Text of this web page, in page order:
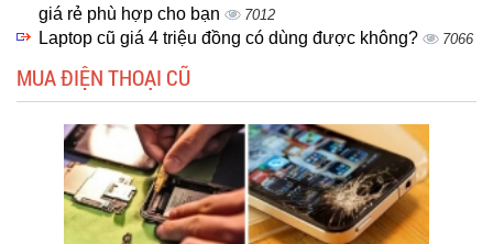
giá rẻ phù hợp cho bạn
7012
Laptop cũ giá 4 triệu đồng có dùng được không? 7066
MUA ĐIỆN THOẠI CŨ